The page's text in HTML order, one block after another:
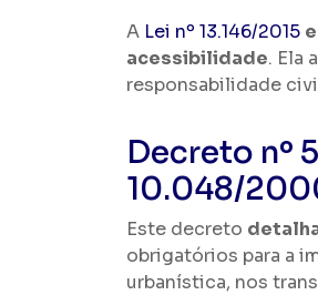
A Lei nº 13.146/2015
acessibilidade. Ela
responsabilidade
Decreto nº
10.048/
Este decreto
obrigatórios para a
urbanística, nos